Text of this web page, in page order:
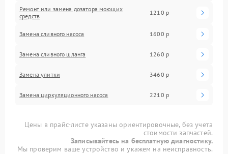
Ремонт или замена дозатора моющих
средств
1210 р
Замена сливного насоса 1600 р
Замена сливного шланга 1260 р
Замена улитки 3460 р
Замена циркуляционного насоса 2210 р
Цены в прайс-листе указаны ориентировочные, без учета
стоимости запчастей.
Записывайтесь на бесплатную диагностику.
Мы проверим ваше устройство и укажем на неисправность.